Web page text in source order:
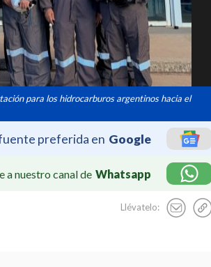
para los hidrocarburos argentinos hacia el
preferida en Google
a nuestro canal de Whatsapp
Llévatelo: